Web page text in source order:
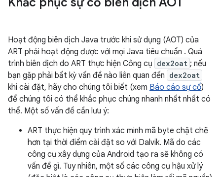
Hoạt động biên dịch Java trước khi sử dụng (AOT) của
ART phải hoạt động được với mọi Java tiêu chuẩn . Quá
trình biên dịch do ART thực hiện Công cụ dex2oat ; nếu
bạn gặp phải bất kỳ vấn đề nào liên quan đến dex2oat
khi cài đặt, hãy cho chúng tôi biết (xem Báo cáo sự cố)
để chúng tôi có thể khắc phục chúng nhanh nhất nhất có
thể. Một số vấn đề cần lưu ý:
ART thực hiện quy trình xác minh mã byte chặt chẽ
hơn tại thời điểm cài đặt so với Dalvik. Mã do các
công cụ xây dựng của Android tạo ra sẽ không có
vấn đề gì. Tuy nhiên, một số các công cụ hậu xử lý